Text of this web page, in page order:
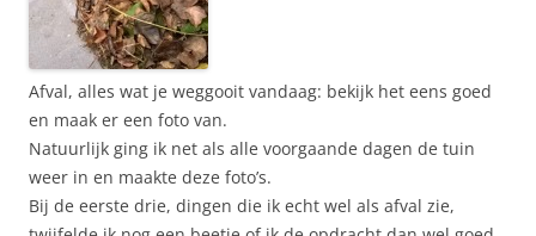
Afval, alles wat je weggooit vandaag: bekijk het eens goed
en maak er een foto van.
Natuurlijk ging ik net als alle voorgaande dagen de tuin
weer in en maakte deze foto’s.
Bij de eerste drie, dingen die ik echt wel als afval zie,